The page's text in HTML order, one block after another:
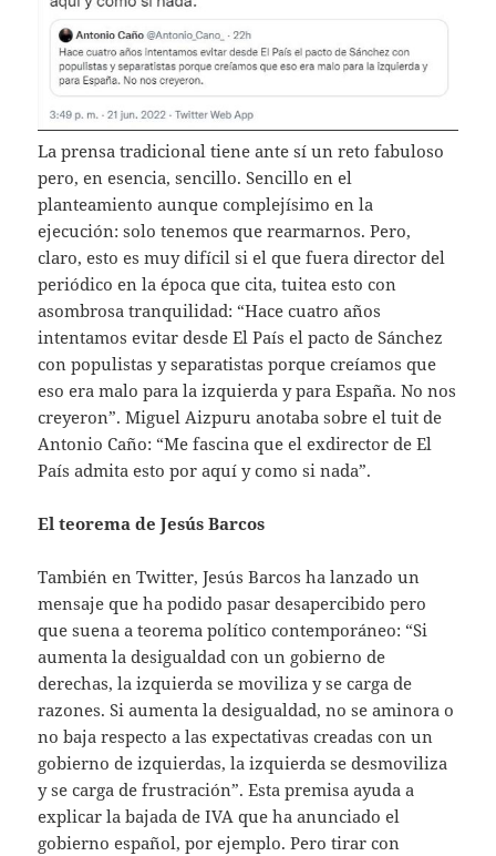
La prensa tradicional tiene ante sí un reto fabuloso
pero, en esencia, sencillo. Sencillo en el
planteamiento aunque complejísimo en la
ejecución: solo tenemos que rearmarnos. Pero,
claro, esto es muy difícil si el que fuera director del
periódico en la época que cita, tuitea esto con
asombrosa tranquilidad: “Hace cuatro años
intentamos evitar desde El País el pacto de Sánchez
con populistas y separatistas porque creíamos que
eso era malo para la izquierda y para España. No nos
creyeron”. Miguel Aizpuru anotaba sobre el tuit de
Antonio Caño: “Me fascina que el exdirector de El
País admita esto por aquí y como si nada”.
El teorema de Jesús Barcos
También en Twitter, Jesús Barcos ha lanzado un
mensaje que ha podido pasar desapercibido pero
que suena a teorema político contemporáneo: “Si
aumenta la desigualdad con un gobierno de
derechas, la izquierda se moviliza y se carga de
razones. Si aumenta la desigualdad, no se aminora o
no baja respecto a las expectativas creadas con un
gobierno de izquierdas, la izquierda se desmoviliza
y se carga de frustración”. Esta premisa ayuda a
explicar la bajada de IVA que ha anunciado el
gobierno español, por ejemplo. Pero tirar con